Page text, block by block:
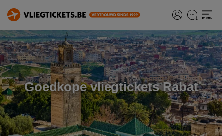
Goedkope vliegtickets Rabat